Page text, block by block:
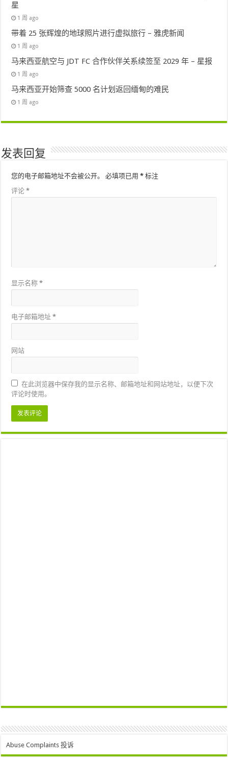
星
1 周 ago
带着 25 张辉煌的地球照片进行虚拟旅行 – 雅虎新闻
1 周 ago
马来西亚航空与 JDT FC 合作伙伴关系续签至 2029 年 – 星报
1 周 ago
马来西亚开始筛查 5000 名计划返回缅甸的难民
1 周 ago
发表回复
您的电子邮箱地址不会被公开。 必填项已用* 标注
评论*
显示名称*
电子邮箱地址*
网站
在此浏览器中保存我的显示名称、邮箱地址和网站地址，以便下次
评论时使用。
Abuse Complaints 投诉